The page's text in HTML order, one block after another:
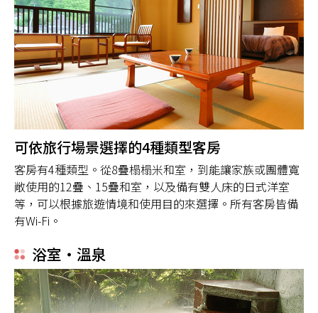
可依旅行場景選擇的4種類型客房
客房有4種類型。從8疊榻榻米和室，到能讓家族或團體寬
敞使用的12疊、15疊和室，以及備有雙人床的日式洋室
等，可以根據旅遊情境和使用目的來選擇。所有客房皆備
有Wi-Fi。
浴室・溫泉